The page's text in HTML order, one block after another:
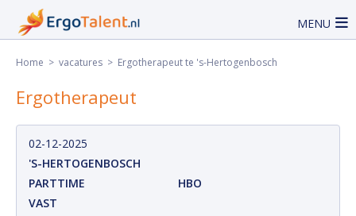
MENU
Home > vacatures > Ergotherapeut te 's-Hertogenbosch
Ergotherapeut
02-12-2025
'S-HERTOGENBOSCH
PARTTIME
HBO
VAST